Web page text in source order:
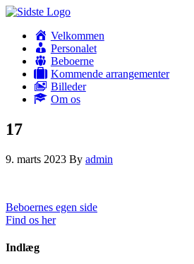
Velkommen
Personalet
Beboerne
Kommende arrangementer
Billeder
Om os
17
9. marts 2023 By admin
Beboernes egen side
Find os her
Indlæg